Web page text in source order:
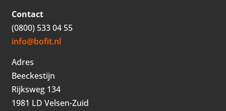
Contact
(0800) 533 04 55
info@bofit.nl
Adres
Beeckestijn
Rijksweg 134
1981 LD Velsen-Zuid